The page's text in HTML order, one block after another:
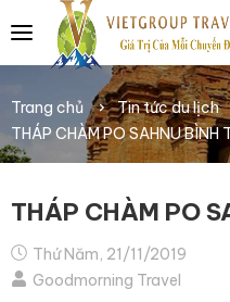
Trang chủ
Tin tức du lịch
THÁP CHÀM PO SAHNU BÌNH
THÁP CHÀM PO
Thứ Năm, 21/11/2019
Goodmorning Travel